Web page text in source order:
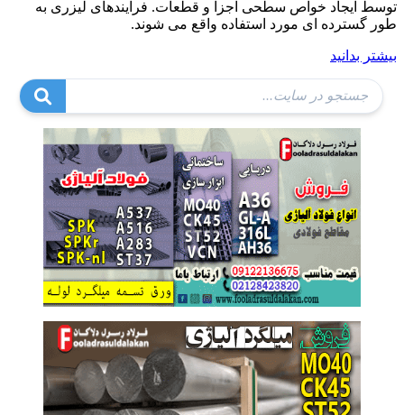
توسط ایجاد خواص سطحی اجزا و قطعات. فرآیندهای لیزری به
طور گسترده ای مورد استفاده واقع می شوند.
بیشتر بدانید